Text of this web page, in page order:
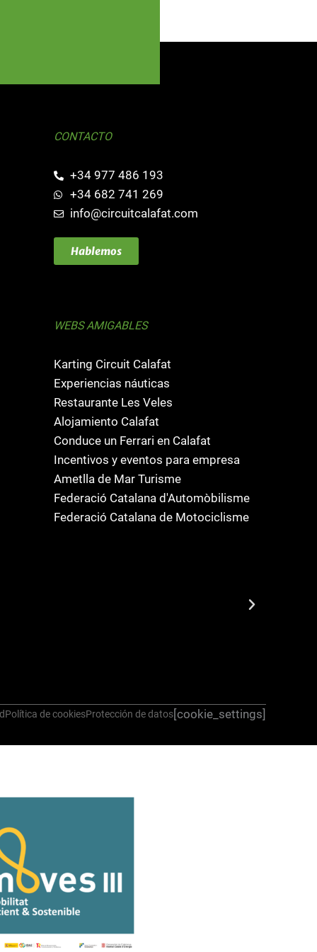
CONTACTO
+34 977 486 193
+34 682 741 269
info@circuitcalafat.com
Hablemos
WEBS AMIGABLES
Karting Circuit Calafat
Experiencias náuticas
Restaurante Les Veles
Alojamiento Calafat
Conduce un Ferrari en Calafat
Incentivos y eventos para empresa
Ametlla de Mar Turisme
Federació Catalana d'Automòbilisme
Federació Catalana de Motociclisme
Política de cookiesProtección de datos[cookie_settings]